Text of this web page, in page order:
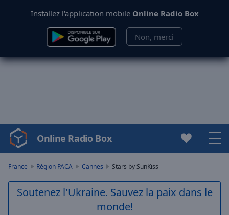
Installez l'application mobile Online Radio Box
Non, merci
Video
Player
Play
Video
Online Radio Box
France Région PACA Cannes Stars by SunKiss
Soutenez l'Ukraine. Sauvez la paix dans le
monde!